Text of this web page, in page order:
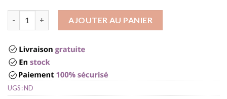
AJOUTER AU PANIER
UGS :ND